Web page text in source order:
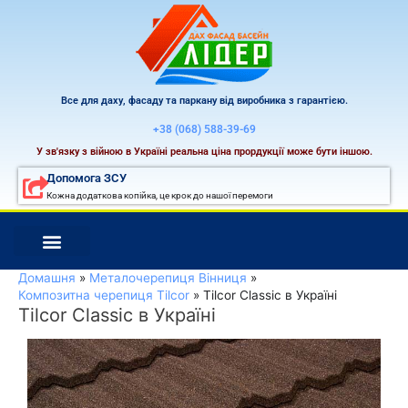
Все для даху, фасаду та паркану від виробника з гарантією.
+38 (068) 588-39-69
У зв'язку з війною в Україні реальна ціна прордукції може бути іншою.
Допомога ЗСУ
Кожна додаткова копійка, це крок до нашої перемоги
Домашня
Металочерепиця Вінниця
Композитна черепиця Tilcor
Tilcor Classic в Україні
Tilcor Classic в Україні